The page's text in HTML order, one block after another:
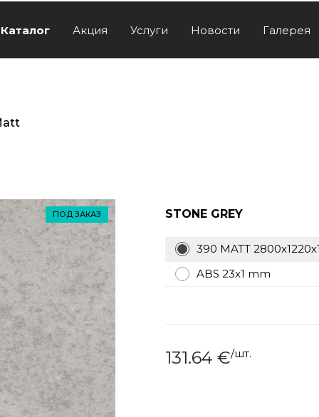
Каталог Акция Услуги Новости Галерея
ПОД ЗАКАЗ STONE GREY
390 MATT
ABS 23x1 mm
131.64 €/шт.